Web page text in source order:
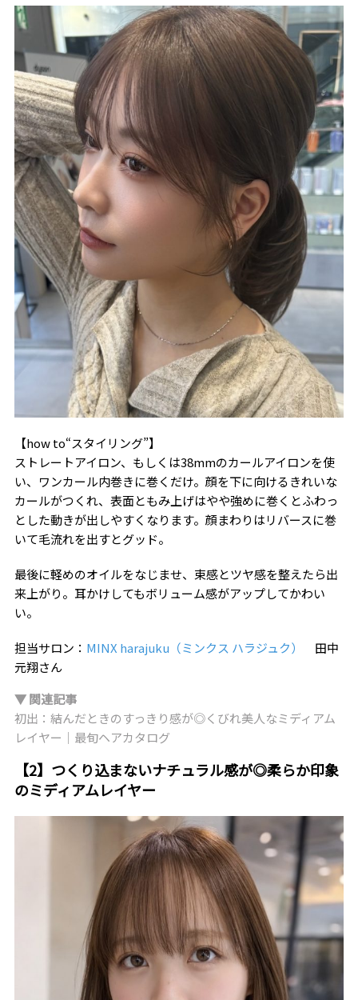
【how to“スタイリング”】
ストレートアイロン、もしくは38mmのカールアイロンを使
い、ワンカール内巻きに巻くだけ。顔を下に向けるきれいな
カールがつくれ、表面ともみ上げはやや強めに巻くとふわっ
とした動きが出しやすくなります。顔まわりはリバースに巻
いて毛流れを出すとグッド。
最後に軽めのオイルをなじませ、束感とツヤ感を整えたら出
来上がり。耳かけしてもボリューム感がアップしてかわい
い。
担当サロン： MINX harajuku（ミンクス ハラジュク）
田中
元翔さん
▼ 関連記事
初出：結んだときのすっきり感が◎くびれ美人なミディアム
レイヤー｜最旬ヘアカタログ
【2】つくり込まないナチュラル感が◎柔らか印象
のミディアムレイヤー